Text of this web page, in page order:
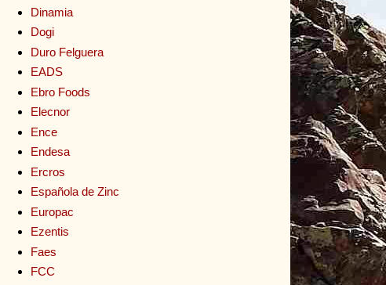
Dinamia
Dogi
Duro Felguera
EADS
Ebro Foods
Elecnor
Ence
Endesa
Ercros
Española de Zinc
Europac
Ezentis
Faes
FCC